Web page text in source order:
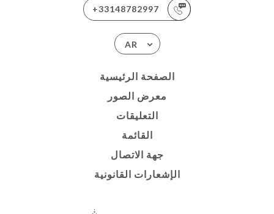
+33148782997
AR
الصفحة الرئيسية
معرض الصور
التعليقات
القائمة
جهة الاتصال
الإشعارات القانونية